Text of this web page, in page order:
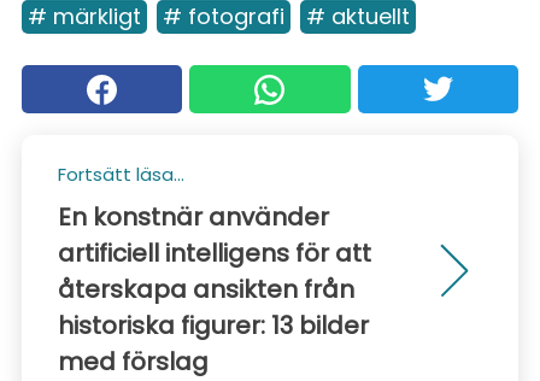
# märkligt # fotografi # aktuellt
Fortsätt läsa...
En konstnär använder
artificiell intelligens för att
återskapa ansikten från
historiska figurer: 13 bilder
med förslag